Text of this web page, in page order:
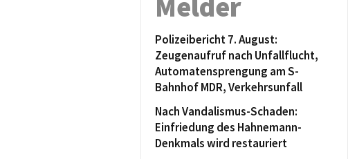
Melder
Polizeibericht 7. August:
Zeugenaufruf nach Unfallflucht,
Automatensprengung am S-
Bahnhof MDR, Verkehrsunfall
Nach Vandalismus-Schaden:
Einfriedung des Hahnemann-
Denkmals wird restauriert